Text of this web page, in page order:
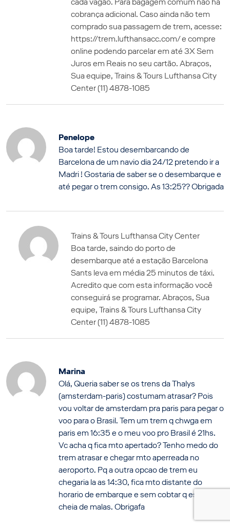
cobrança adicional. Caso ainda não tem
comprado sua passagem de trem, acesse:
https://trem.lufthansacc.com/ e compre
online podendo parcelar em até 3X Sem
Juros em Reais no seu cartão. Abraços,
Sua equipe, Trains & Tours Lufthansa City
Center (11) 4878-1085
Penelope
Boa tarde! Estou desembarcando de
Barcelona de um navio dia 24/12 pretendo ir a
Madri ! Gostaria de saber se o desembarque e
até pegar o trem consigo. As 13:25?? Obrigada
Trains & Tours Lufthansa City Center
Boa tarde, saindo do porto de
desembarque até a estação Barcelona
Sants leva em média 25 minutos de táxi.
Acredito que com esta informação você
conseguirá se programar. Abraços, Sua
equipe, Trains & Tours Lufthansa City
Center (11) 4878-1085
Marina
Olá, Queria saber se os trens da Thalys
(amsterdam-paris) costumam atrasar? Pois
vou voltar de amsterdam pra paris para pegar o
voo para o Brasil. Tem um trem q chwga em
paris em 16:35 e o meu voo pro Brasil é 21hs.
Vc acha q fica mto apertado? Tenho medo do
trem atrasar e chegar mto aperreada no
aeroporto. Pq a outra opcao de trem eu
chegaria la as 14:30, fica mto distante do
horario de embarque e sem cobtar q estaria
cheia de malas. Obrigafa